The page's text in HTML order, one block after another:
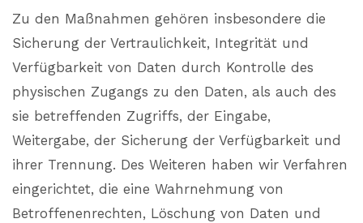
Zu den Maßnahmen gehören insbesondere die
Sicherung der Vertraulichkeit, Integrität und
Verfügbarkeit von Daten durch Kontrolle des
physischen Zugangs zu den Daten, als auch des
sie betreffenden Zugriffs, der Eingabe,
Weitergabe, der Sicherung der Verfügbarkeit und
ihrer Trennung. Des Weiteren haben wir Verfahren
eingerichtet, die eine Wahrnehmung von
Betroffenenrechten, Löschung von Daten und